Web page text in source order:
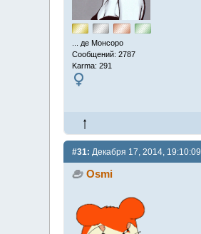
... де Монсоро
Сообщений: 2787
Karma: 291
#31: Декабря 17, 2014, 19:10:09
Osmi